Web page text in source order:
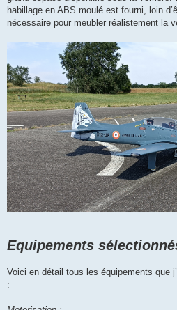
habillage en ABS moulé est fourni, loin
nécessaire pour meubler réalistement la
Equipements
Voici en détail tous les équipements que
: